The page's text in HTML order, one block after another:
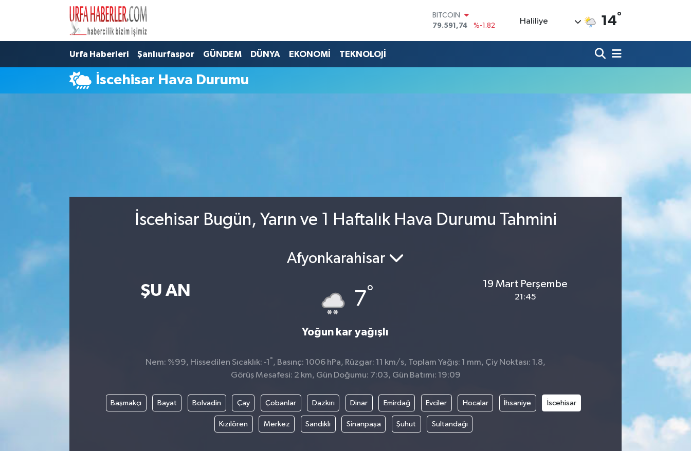
BITCOIN
79.591,74
%-1.82
Haliliye 14°
Urfa Haberleri Şanlıurfaspor GÜNDEM DÜNYA EKONOMİ TEKNOLOJİ
İscehisar Hava Durumu
İscehisar Bugün, Yarın ve 1 Haftalık Hava Durumu Tahmini
ŞU AN
Afyonkarahisar
7°
Yoğun kar yağışlı
19 Mart Perşembe
21:45
Nem: %99, Hissedilen Sıcaklık: -1 ° , Basınç: 1006 hPa, Rüzgar: 11 km/s, Toplam Yağış: 1 mm, Çiy Noktası: 1.8,
Görüş Mesafesi: 2 km, Gün Doğumu: 7:03, Gün Batımı: 19:09
Başmakçı Bayat Bolvadin Çay Çobanlar Dazkırı Dinar Emirdağ Evciler Hocalar İhsaniye İscehisar
Kızılören Merkez Sandıklı Sinanpaşa Şuhut Sultandağı
Şanlıurfa Nöbetçi Eczaneler
Şanlıurfa Namaz Vakitleri
Son Dakika Haberleri